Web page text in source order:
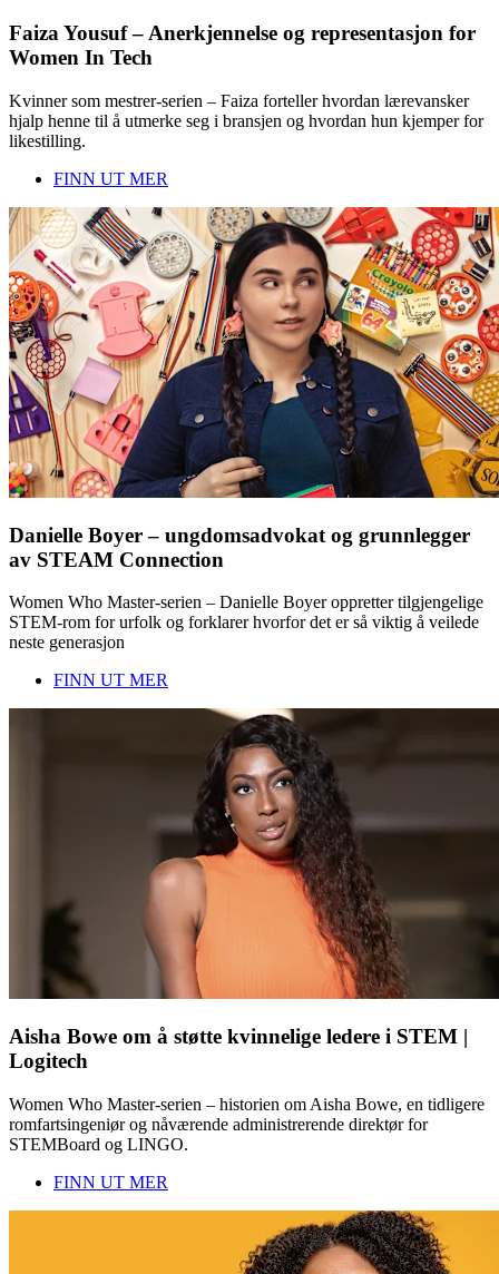
Faiza Yousuf – Anerkjennelse og representasjon for
Women In Tech
Kvinner som mestrer-serien – Faiza forteller hvordan lærevansker
hjalp henne til å utmerke seg i bransjen og hvordan hun kjemper for
likestilling.
FINN UT MER
Danielle Boyer – ungdomsadvokat og grunnlegger
av STEAM Connection
Women Who Master-serien – Danielle Boyer oppretter tilgjengelige
STEM-rom for urfolk og forklarer hvorfor det er så viktig å veilede
neste generasjon
FINN UT MER
Aisha Bowe om å støtte kvinnelige ledere i STEM |
Logitech
Women Who Master-serien – historien om Aisha Bowe, en tidligere
romfartsingeniør og nåværende administrerende direktør for
STEMBoard og LINGO.
FINN UT MER